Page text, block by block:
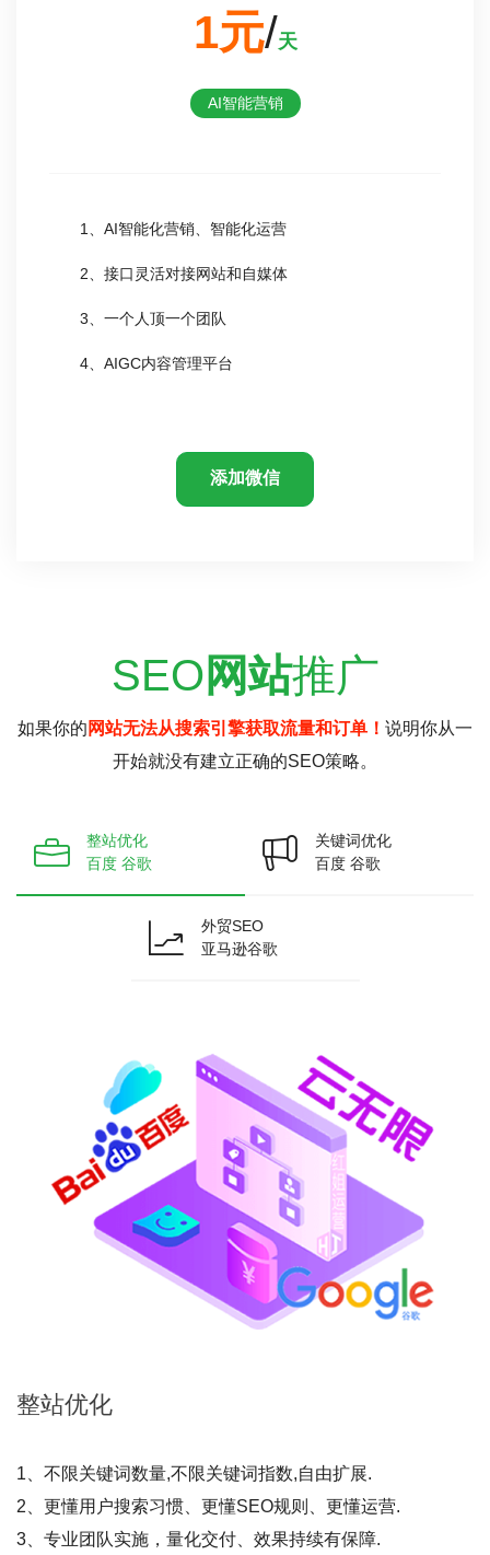
1元/天
AI智能营销
1、AI智能化营销、智能化运营
2、接口灵活对接网站和自媒体
3、一个人顶一个团队
4、AIGC内容管理平台
添加微信
SEO 网站推广
如果你的 网站无法从搜索引擎获取流量和订单！ 说明你从一
开始就没有建立正确的SEO策略。
整站优化
百度 谷歌
关键词优化
百度 谷歌
外贸SEO
亚马逊谷歌
整站优化
1、不限关键词数量,不限关键词指数,自由扩展.
2、更懂用户搜索习惯、更懂SEO规则、更懂运营.
3、专业团队实施，量化交付、效果持续有保障.